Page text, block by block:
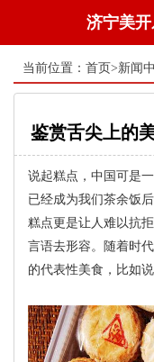
济宁美
当前位置： 首页>新闻
鉴赏舌尖上的
说起糕点，中国可是
已经成为我们茶余饭
糕点更是让人难以抗
言语去形容。随着时
的代表性美食，比如